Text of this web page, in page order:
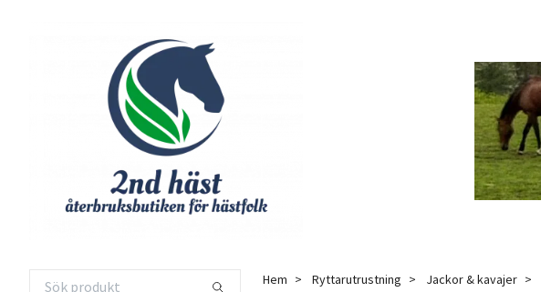
Hem Ryttarutrustning Jackor & kavajer